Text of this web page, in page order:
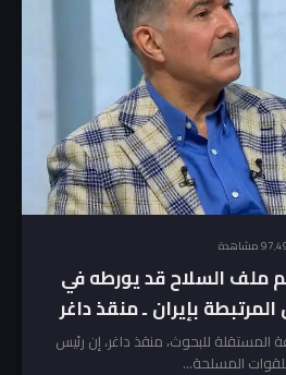
مشاهدة
ملف السلاح قد يورطه في
بإيران ـ منقذ داغر
للبحوث، منقذ داغر، إن رئيس
المسلحة...